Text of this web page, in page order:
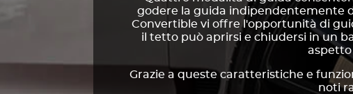
godere la guida indipendentemente
Convertible vi offre l'opportunità di
il tetto può aprirsi e chiudersi in un
aspetto
Grazie a queste caratteristiche e
noti